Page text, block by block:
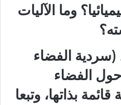
وما الآليات
(سردية الفضاء
الفضاء
بذاتها، وتبعا